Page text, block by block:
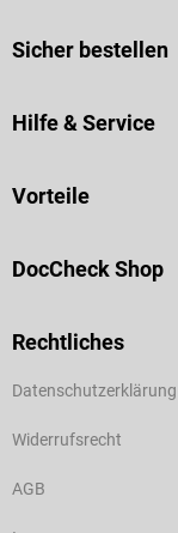
Sicher bestellen
Hilfe & Service
Vorteile
DocCheck Shop
Rechtliches
Datenschutzerklärung
Widerrufsrecht
AGB